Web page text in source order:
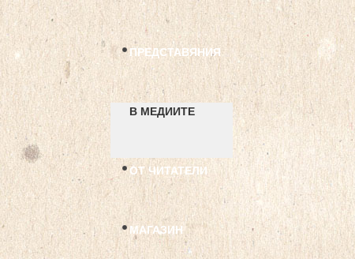
ПРЕДСТАВЯНИЯ
В МЕДИИТЕ
ОТ ЧИТАТЕЛИ
МАГАЗИН